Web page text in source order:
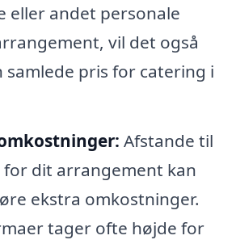
eller andet personale
vil det også
samlede pris for catering i
Afstande til
dit arrangement kan
ekstra omkostninger.
tager ofte højde for